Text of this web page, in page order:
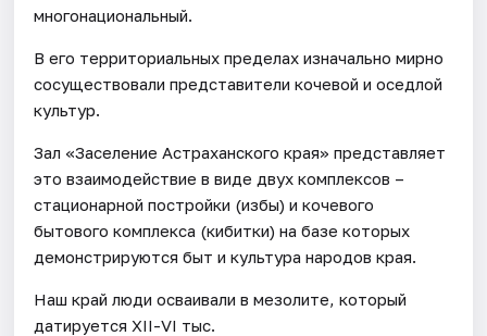
многонациональный.
В его территориальных пределах изначально мирно
сосуществовали представители кочевой и оседлой
культур.
Зал «Заселение Астраханского края» представляет
это взаимодействие в виде двух комплексов –
стационарной постройки (избы) и кочевого
бытового комплекса (кибитки) на базе которых
демонстрируются быт и культура народов края.
Наш край люди осваивали в мезолите, который
датируется XII-VI тыс.